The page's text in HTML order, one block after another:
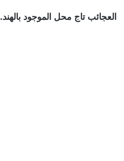
العجائب تاج محل الموجود بالهند.